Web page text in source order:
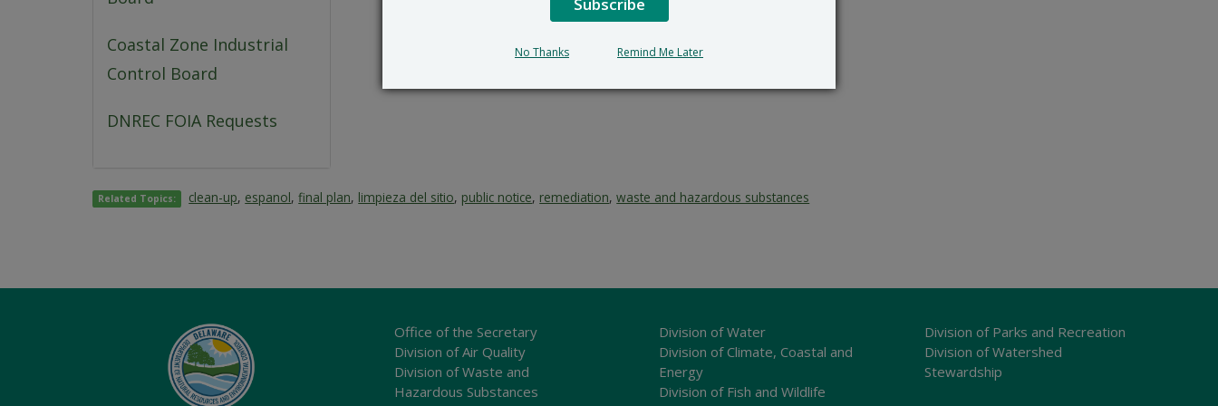
Coastal Zone Industrial
Control Board
DNREC FOIA Requests
Related Topics: clean-up, espanol,final plan, limpieza del sitio, public notice, remediation,waste and hazardous substances
Office of the Secretary
Division of Air Quality
Division of Waste and
Hazardous Substances
Division of Water
Division of Climate, Coastal and
Energy
Division of Fish and Wildlife
Division of Parks and Recreation
Division of Watershed
Stewardship
No Thanks Remind Me Later